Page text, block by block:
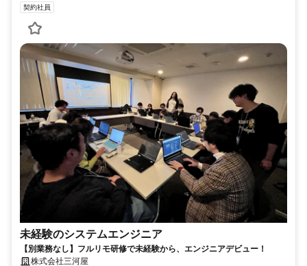
契約社員
未経験のシステムエンジニア
【別業務なし】フルリモ研修で未経験から、エンジニアデビュー！
株式会社三河屋